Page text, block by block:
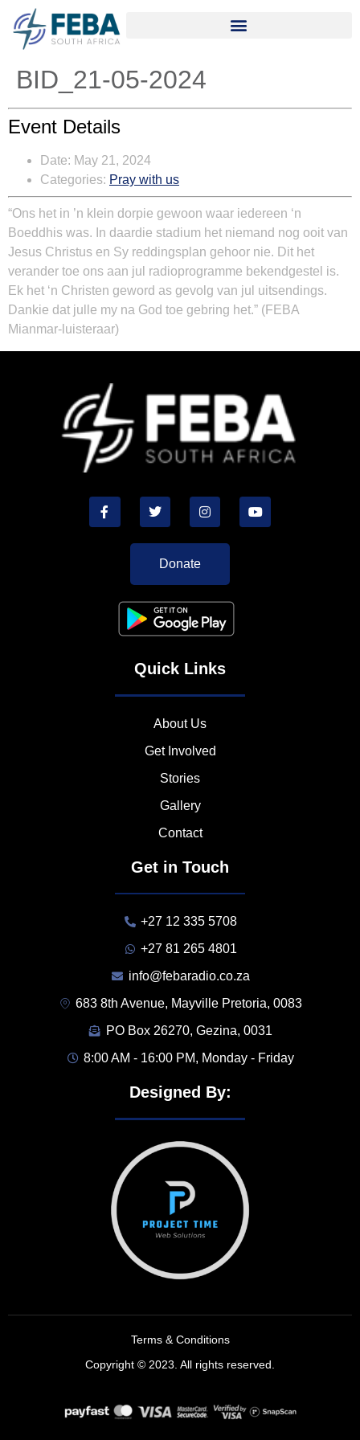
BID_21-05-2024
Event Details
Date: May 21, 2024
Categories: Pray with us
“Ons het in ’n klein dorpie gewoon waar iedereen ‘n
Boeddhis was. In daardie stadium het niemand nog ooit van
Jesus Christus en Sy reddingsplan gehoor nie. Dit het
verander toe ons aan jul radioprogramme bekendgestel is.
Ek het ‘n Christen geword as gevolg van jul uitsendings.
Dankie dat julle my na God toe gebring het.” (FEBA
Mianmar-luisteraar)
Donate
Quick Links
About Us
Get Involved
Stories
Gallery
Contact
Get in Touch
+27 12 335 5708
+27 81 265 4801
info@febaradio.co.za
683 8th Avenue, Mayville Pretoria, 0083
PO Box 26270, Gezina, 0031
8:00 AM - 16:00 PM, Monday - Friday
Designed By:
Terms & Conditions
Copyright © 2023. All rights reserved.